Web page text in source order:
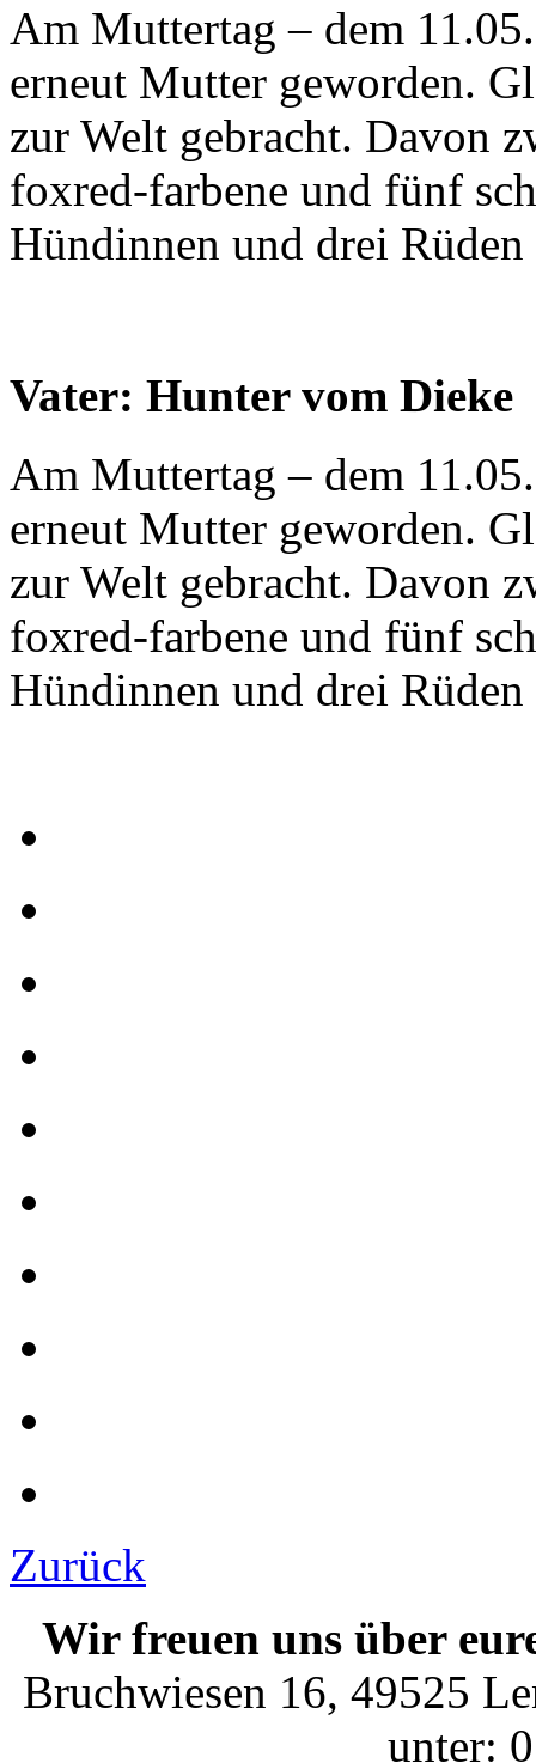
Am Muttertag – dem
erneut Mutter geworden.
zur Welt gebracht. Davon
foxred-farbene und fünf
Hündinnen und drei
Vater: Hunter vom Dieke
Am Muttertag – dem
erneut Mutter geworden.
zur Welt gebracht. Davon
foxred-farbene und fünf
Hündinnen und drei
Zurück
Wir freuen uns über
Bruchwiesen 16, 49525
unter: